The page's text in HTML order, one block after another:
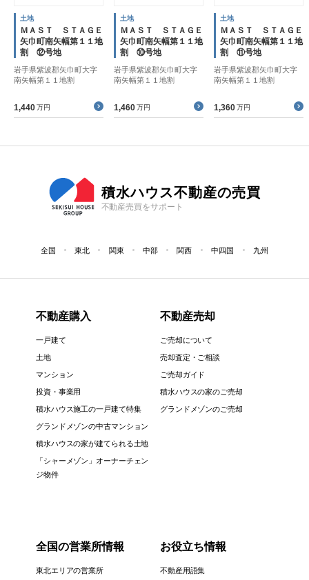
土地
ＭＡＳＴ ＳＴＡＧＥ
矢巾町南矢幅第１１地
割 ⑫号地
岩手県紫波郡矢巾町大字
南矢幅第１１地割
1,440 万円
土地
ＭＡＳＴ ＳＴＡＧＥ
矢巾町南矢幅第１１地
割 ⑩号地
岩手県紫波郡矢巾町大字
南矢幅第１１地割
1,460 万円
土地
ＭＡＳＴ ＳＴＡＧＥ
矢巾町南矢幅第１１地
割 ⑪号地
岩手県紫波郡矢巾町大字
南矢幅第１１地割
1,360 万円
積水ハウス不動産の売買
不動産売買をサポート
全国 東北 関東 中部 関西 中四国 九州
不動産購入
一戸建て
土地
マンション
投資・事業用
積水ハウス施工の一戸建て特集
グランドメゾンの中古マンション
積水ハウスの家が建てられる土地
「シャーメゾン」オーナーチェン
ジ物件
不動産売却
ご売却について
売却査定・ご相談
ご売却ガイド
積水ハウスの家のご売却
グランドメゾンのご売却
全国の営業所情報
東北エリアの営業所
お役立ち情報
不動産用語集